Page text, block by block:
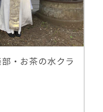
・お茶の水クラ